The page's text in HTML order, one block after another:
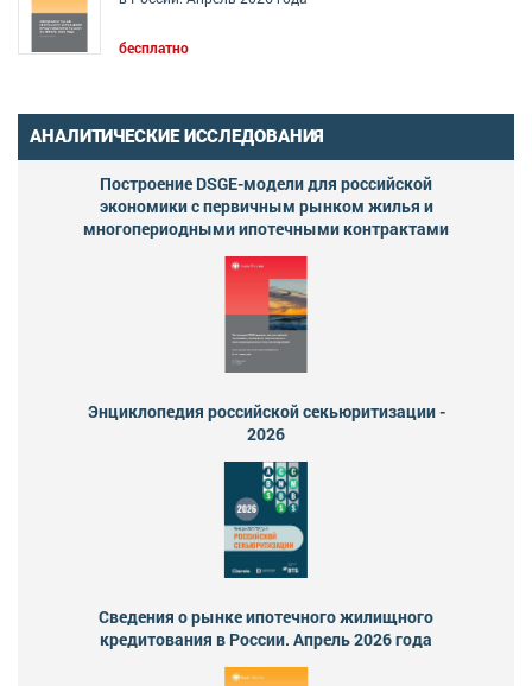
бесплатно
АНАЛИТИЧЕСКИЕ ИССЛЕДОВАНИЯ
Построение DSGE-модели для российской
экономики с первичным рынком жилья и
многопериодными ипотечными контрактами
Энциклопедия российской секьюритизации -
2026
Сведения о рынке ипотечного жилищного
кредитования в России. Апрель 2026 года